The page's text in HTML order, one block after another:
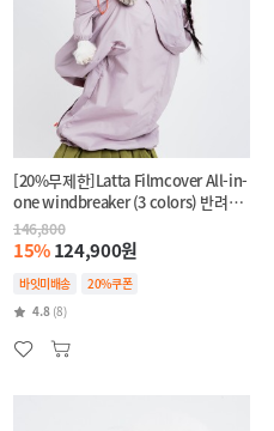
[20%무제한]Latta Filmcover All-in-
one windbreaker (3 colors) 반려견
+반려인 SET
146,800
15%124,900원
바잇미배송
20%쿠폰
4.8 (8)